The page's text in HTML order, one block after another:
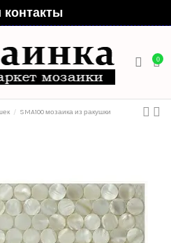
0
SMA100 мозаика из ракушки